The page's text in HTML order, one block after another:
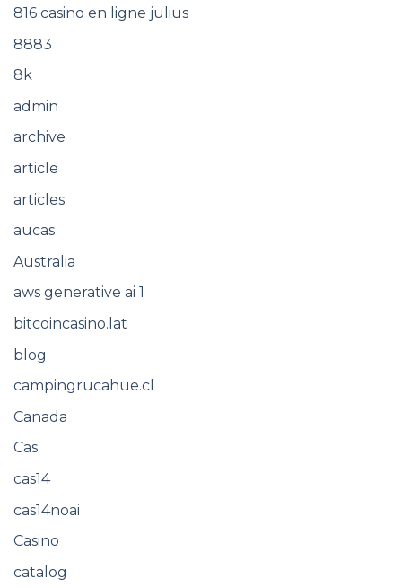
816 casino en ligne julius
8883
8k
admin
archive
article
articles
aucas
Australia
aws generative ai 1
bitcoincasino.lat
blog
campingrucahue.cl
Canada
Cas
cas14
cas14noai
Casino
catalog